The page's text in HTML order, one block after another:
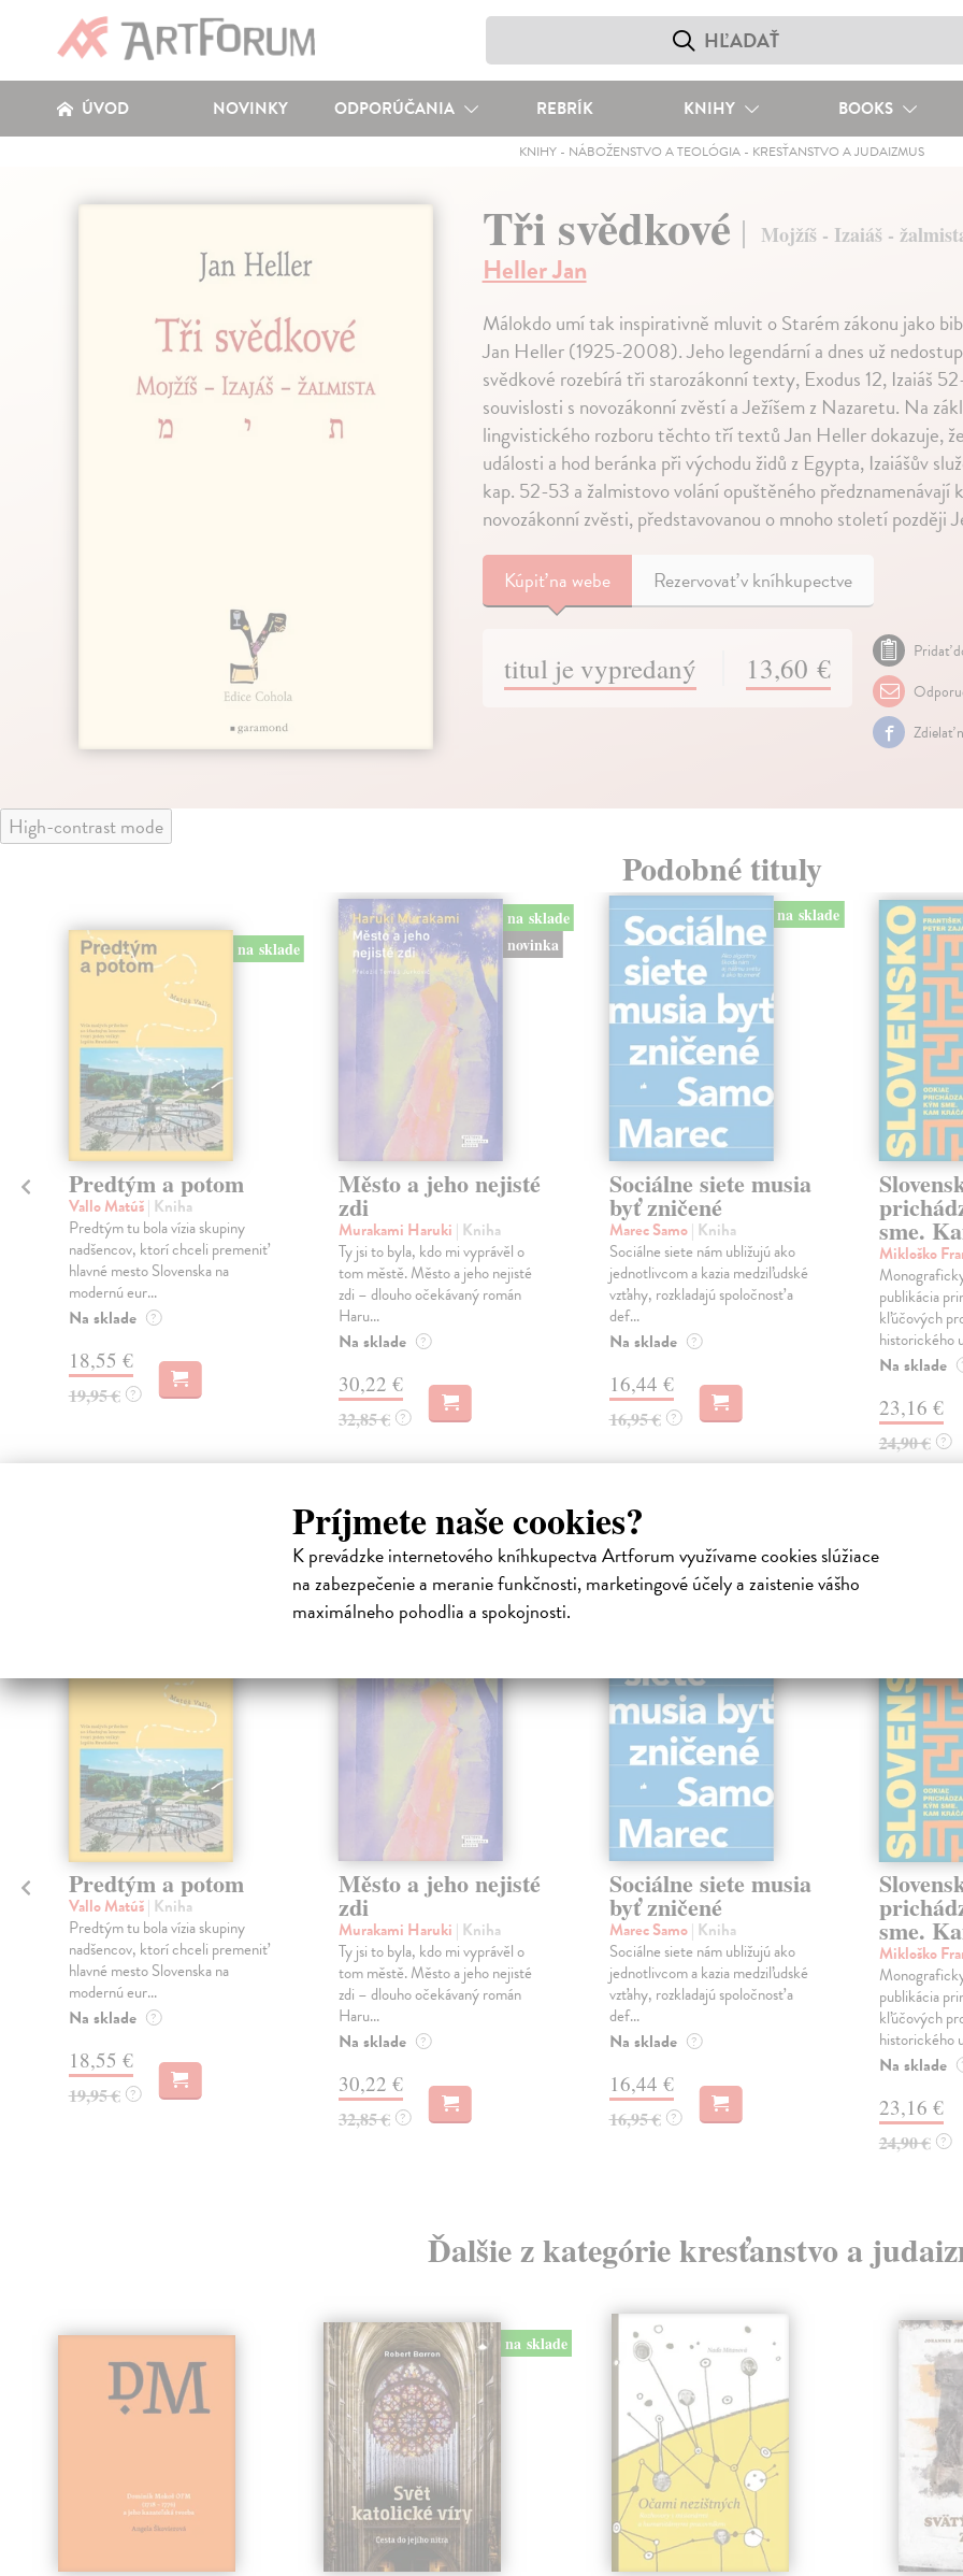
Príjmete naše cookies?
K prevádzke internetového kníhkupectva Artforum využívame cookies slúžiace
na zabezpečenie a meranie funkčnosti, marketingové účely a zaistenie vášho
maximálneho pohodlia a spokojnosti.
ÚVOD NOVINKY ODPORÚČANIA REBRÍK KNIHY BOOKS
KNIHY - NÁBOŽENSTVO A TEOLÓGIA - KRESŤANSTVO A JUDAIZMUS
Tři svědkové Mojžíš - Izaiáš -
Heller Jan
Málokdo umí tak inspirativně mluvit o Starém zákonu jako
Jan Heller (1925-2008). Jeho legendární a dnes už
svědkové rozebírá tři starozákonní texty, Exodus 12, Izaiáš
souvislosti s novozákonní zvěstí a Ježíšem z Nazaretu. Na
lingvistického rozboru těchto tří textů Jan Heller dokazuje,
události a hod beránka při východu židů z Egypta, Izaiášův
kap. 52-53 a žalmistovo volání opuštěného předznamenávají
novozákonní zvěsti, představovanou o mnoho století později
Kúpiťna webe Rezervovať v kníhkupectve
titul je vypredaný 13,60 €
Pridať
Zdielať
High-contrast mode
Podobné tituly
na sklade
Predtým a potom
Vallo Matúš| Kniha
Predtým tu bola vízia skupiny
nadšencov, ktorí chceli premeniť
hlavné mesto Slovenska na
modernú eur...
Na sklade ?
18,55 €
19,95 € ?
na sklade
novinka
Město a jeho nejisté
zdi
Murakami Haruki | Kniha
Ty jsi to byla, kdo mi vyprávěl o
tom městě. Město a jeho nejisté
zdi – dlouho očekávaný román
Haru...
Na sklade ?
30,22 €
32,85 € ?
na sklade
Sociálne siete musia
byť zničené
Marec Samo| Kniha
Sociálne siete nám ubližujú ako
jednotlivcom a kazia medziľudské
vzťahy, rozkladajú spoločnosť a
def...
Na sklade ?
16,44 €
16,95 € ?
sme.
Mikloško
publikácia
kľúčových
historického
Na sklade
23,16 €
24,90 € ?
Čitatelia s podobným vkusom si
Predtým a potom
Vallo Matúš| Kniha
Predtým tu bola vízia skupiny
nadšencov, ktorí chceli premeniť
hlavné mesto Slovenska na
modernú eur...
Na sklade ?
18,55 €
19,95 € ?
na sklade
Město a jeho nejisté
zdi
Murakami Haruki | Kniha
Ty jsi to byla, kdo mi vyprávěl o
tom městě. Město a jeho nejisté
zdi – dlouho očekávaný román
Haru...
Na sklade ?
30,22 €
32,85 € ?
Sociálne siete musia
byť zničené
Marec Samo| Kniha
Sociálne siete nám ubližujú ako
jednotlivcom a kazia medziľudské
vzťahy, rozkladajú spoločnosť a
def...
Na sklade ?
16,44 €
16,95 € ?
sme.
Mikloško
publikácia
kľúčových
historického
Na sklade
23,16 €
24,90 € ?
Ďalšie z kategórie kresťanstvo a
na sklade